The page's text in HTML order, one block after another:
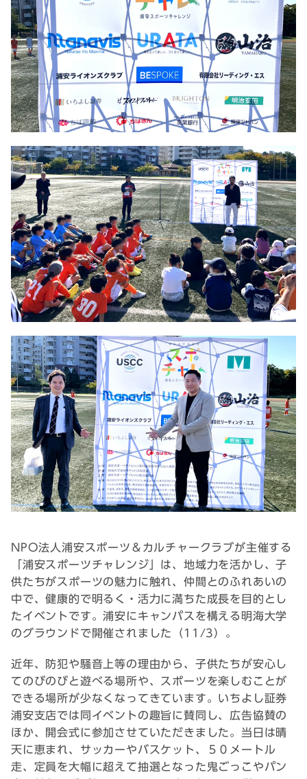
NPO法人浦安スポーツ＆カルチャークラブが主催する
「浦安スポーツチャレンジ」は、地域力を活かし、子
供たちがスポーツの魅力に触れ、仲間とのふれあいの
中で、健康的で明るく・活力に満ちた成長を目的とし
たイベントです。浦安にキャンパスを構える明海大学
のグラウンドで開催されました（11/3）。
近年、防犯や騒音上等の理由から、子供たちが安心し
てのびのびと遊べる場所や、スポーツを楽しむことが
できる場所が少なくなってきています。いちよし証券
浦安支店では同イベントの趣旨に賛同し、広告協賛の
ほか、開会式に参加させていただきました。当日は晴
天に恵まれ、サッカーやバスケット、５０メートル
走、定員を大幅に超えて抽選となった鬼ごっこやパン